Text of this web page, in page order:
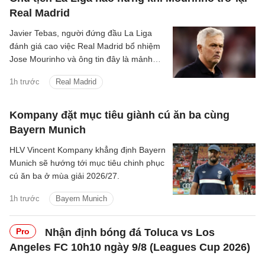
Real Madrid
1h trước Real Madrid
Javier Tebas, người đứng đầu La Liga
đánh giá cao việc Real Madrid bổ nhiệm
Jose Mourinho và ông tin đây là mảnh
Kompany đặt mục tiêu giành cú ăn ba cùng
Bayern Munich
1h trước Bayern Munich
HLV Vincent Kompany khẳng định Bayern
Munich sẽ hướng tới mục tiêu chinh phục
cú ăn ba ở mùa giải 2026/27.
Pro
Nhận định bóng đá Toluca vs Los
Angeles FC 10h10 ngày 9/8 (Leagues Cup 2026)